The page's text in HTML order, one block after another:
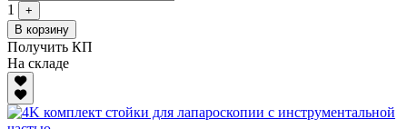
1
+
В корзину
Получить КП
На складе